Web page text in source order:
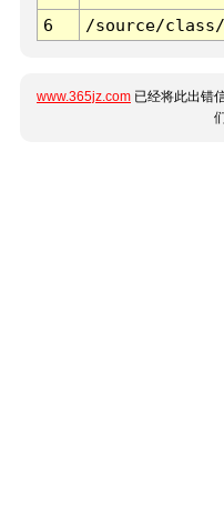
6 /source/
www.365jz.com 已经将此出错